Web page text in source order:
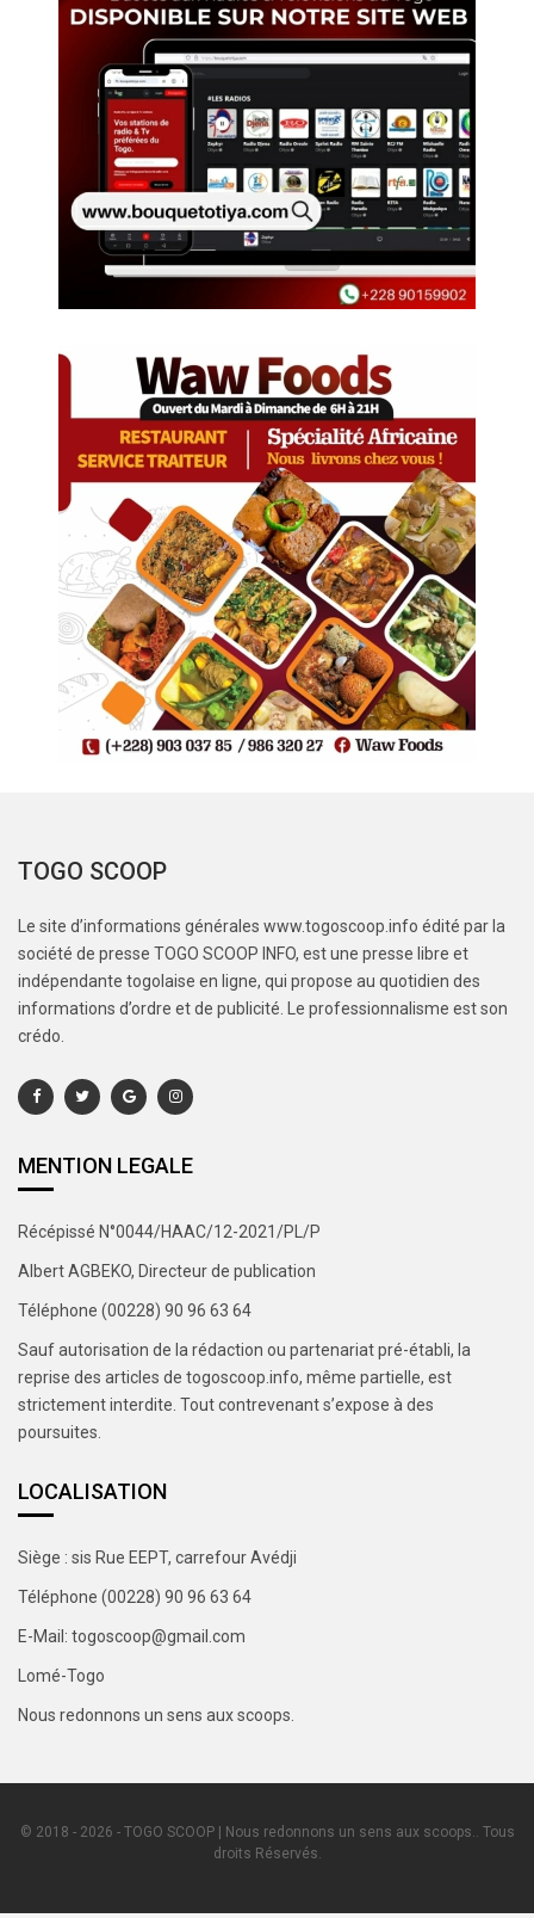
TOGO SCOOP
Le site d’informations générales www.togoscoop.info édité par la
société de presse TOGO SCOOP INFO, est une presse libre et
indépendante togolaise en ligne, qui propose au quotidien des
informations d’ordre et de publicité. Le professionnalisme est son
crédo.
MENTION LEGALE
Récépissé N°0044/HAAC/12-2021/PL/P
Albert AGBEKO, Directeur de publication
Téléphone (00228) 90 96 63 64
Sauf autorisation de la rédaction ou partenariat pré-établi, la
reprise des articles de togoscoop.info, même partielle, est
strictement interdite. Tout contrevenant s’expose à des
poursuites.
LOCALISATION
Siège : sis Rue EEPT, carrefour Avédji
Téléphone (00228) 90 96 63 64
E-Mail: togoscoop@gmail.com
Lomé-Togo
Nous redonnons un sens aux scoops.
© 2018 - 2026 - TOGO SCOOP | Nous redonnons un sens aux scoops.. Tous
droits Réservés.